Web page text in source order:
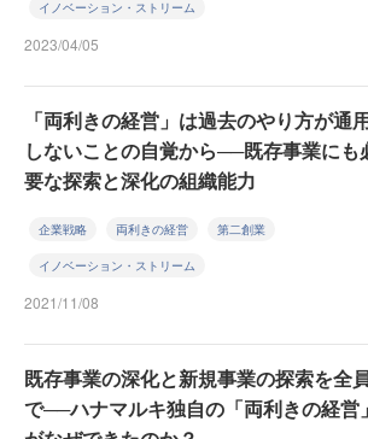
イノベーション・ストリーム
2023/04/05
「両利きの経営」は過去のやり方が通
しないことの自覚から──既存事業にも
要な探索と深化の組織能力
企業戦略 両利きの経営 第二創業
イノベーション・ストリーム
2021/11/08
既存事業の深化と新規事業の探索を全
で──ハナマルキ独自の「両利きの経営」